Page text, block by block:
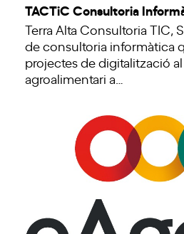
TACTiC Consultoria
Terra Alta Consultoria TIC,
de consultoria informàtica
projectes de digitalització
agroalimentari a…